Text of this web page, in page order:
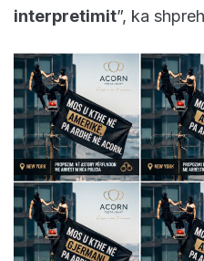
interpretimit”, ka